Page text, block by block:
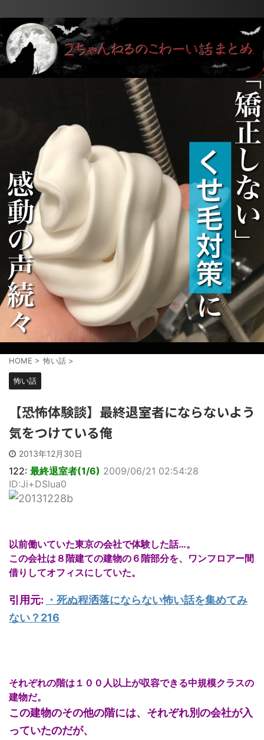
HOME > 怖い話 >
怖い話
【恐怖体験談】最終退室者にならないよう
気をつけている俺
2013年12月30日
122: 最終退室者(1/6) 2009/06/21 02:54:28
ID:Ji+DSlua0
以前働いていた東京の会社で体験した話…。
この会社は８階建ての建物の６階部分を、ワンフロアー間
借りしてオフィスにしていた。
引用元: ・ 死ぬ程洒落にならない怖い話を集めてみ
ない？216
それぞれの階は１００人以上が収容できる中規模クラスの
建物だ。
この建物のその他の階には、それぞれ別の会社が入
っていたのだが、